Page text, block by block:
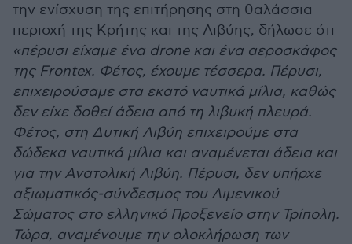
την ενίσχυση της επιτήρησης στη θαλάσσια
περιοχή της Κρήτης και της Λιβύης, δήλωσε ότι
«πέρυσι είχαμε ένα drone και ένα αεροσκάφος
της Frontex. Φέτος, έχουμε τέσσερα. Πέρυσι,
επιχειρούσαμε στα εκατό ναυτικά μίλια, καθώς
δεν είχε δοθεί άδεια από τη λιβυκή πλευρά.
Φέτος, στη Δυτική Λιβύη επιχειρούμε στα
δώδεκα ναυτικά μίλια και αναμένεται άδεια και
για την Ανατολική Λιβύη. Πέρυσι, δεν υπήρχε
αξιωματικός-σύνδεσμος του Λιμενικού
Σώματος στο ελληνικό Προξενείο στην Τρίπολη.
Τώρα, αναμένουμε την ολοκλήρωση των